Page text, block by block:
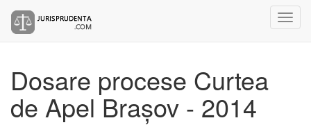
Dosare procese Curtea
de Apel Brașov - 2014